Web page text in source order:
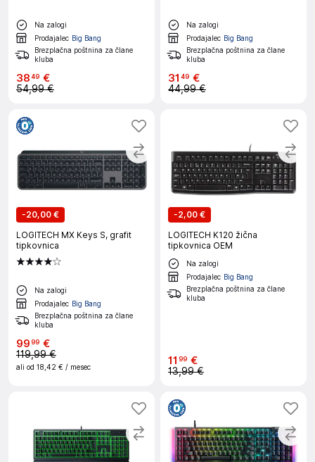
Na zalogi
Prodajalec Big Bang
Brezplačna poštnina za člane
kluba
3849 €
54,99 €
Na zalogi
Prodajalec Big Bang
Brezplačna poštnina za člane
kluba
31 49 €
44,99 €
-20,00 €
LOGITECH MX Keys S, grafit
tipkovnica
Na zalogi
Prodajalec Big Bang
Brezplačna poštnina za člane
kluba
9999 €
119,99 €
ali od 18,42 € / mesec
-2,00 €
LOGITECH K120 žična
tipkovnica OEM
Na zalogi
Prodajalec Big Bang
Brezplačna poštnina za člane
kluba
11 99 €
13,99 €